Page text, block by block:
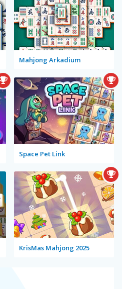
Mahjong Arkadium
Space Pet Link
KrisMas Mahjong 2025